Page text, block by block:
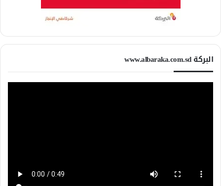
البركة www.albaraka.com.sd